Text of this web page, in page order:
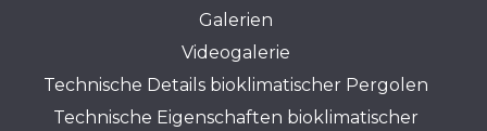
Galerien
Videogalerie
Technische Details bioklimatischer Pergolen
Technische Eigenschaften bioklimatischer